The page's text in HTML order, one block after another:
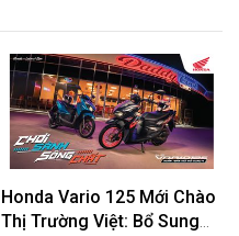
Honda Vario 125 Mới Chào
Thị Trường Việt: Bổ Sung